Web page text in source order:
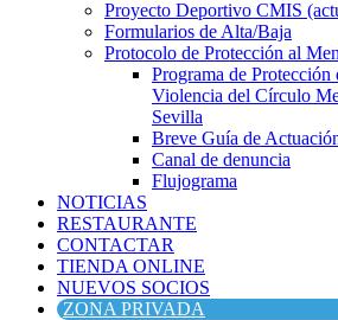
Proyecto Deportivo CMIS
Formularios de Alta/Baja
Protocolo de Protección al
Programa de
Violencia del Círculo
Sevilla
Breve Guía de
Canal de denuncia
Flujograma
NOTICIAS
RESTAURANTE
CONTACTAR
TIENDA ONLINE
NUEVOS SOCIOS
ZONA PRIVADA